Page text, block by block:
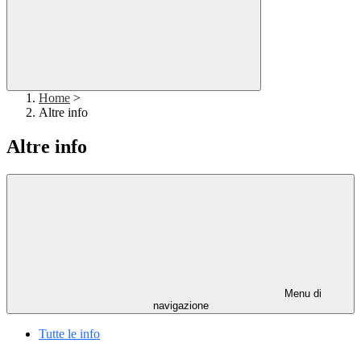
Home >
Altre info
Altre info
Menu di
navigazione
Tutte le info